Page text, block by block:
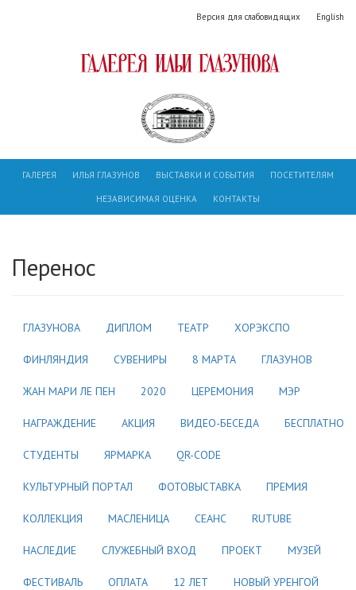
Версия для слабовидящих English
ГАЛЕРЕЯ ИЛЬЯ ГЛАЗУНОВ ВЫСТАВКИ И СОБЫТИЯ ПОСЕТИТЕЛЯМ
НЕЗАВИСИМАЯ ОЦЕНКА КОНТАКТЫ
Перенос
ГЛАЗУНОВА ДИПЛОМ ТЕАТР ХОРЭКСПО
ФИНЛЯНДИЯ СУВЕНИРЫ 8 МАРТА ГЛАЗУНОВ
ЖАН МАРИ ЛЕ ПЕН 2020 ЦЕРЕМОНИЯ МЭР
НАГРАЖДЕНИЕ АКЦИЯ ВИДЕО-БЕСЕДА БЕСПЛАТНО
СТУДЕНТЫ ЯРМАРКА QR-CODE
КУЛЬТУРНЫЙ ПОРТАЛ ФОТОВЫСТАВКА ПРЕМИЯ
КОЛЛЕКЦИЯ МАСЛЕНИЦА СЕАНС RUTUBE
НАСЛЕДИЕ СЛУЖЕБНЫЙ ВХОД ПРОЕКТ МУЗЕЙ
ФЕСТИВАЛЬ ОПЛАТА 12 ЛЕТ НОВЫЙ УРЕНГОЙ